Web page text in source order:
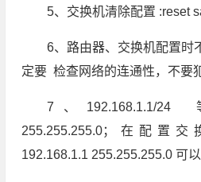
5、交换机清除配置 :reset
6、路由器、交换机配置时
定要 检查网络的连通性，不要
7、192.168.1.1/24
255.255.255.0；在配置
192.168.1.1 255.255.255.0 可